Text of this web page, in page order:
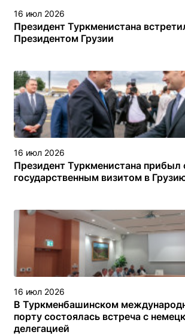
16 июл 2026
Президент Туркменистана
Президентом Грузии
16 июл 2026
Президент Туркменистана прибыл
государственным визитом в
16 июл 2026
В Туркменбашинском
порту состоялась встреча с
делегацией